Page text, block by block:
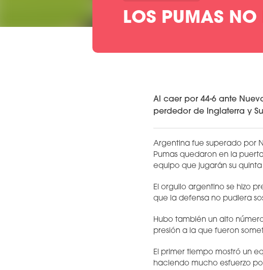
LOS PUMAS
Al caer por 44-6 ante
perdedor de Inglaterra y
Argentina fue superado por
Pumas quedaron en la
equipo que jugarán su
El orgullo argentino se hizo
que la defensa no pudiera
Hubo también un alto
presión a la que fueron
El primer tiempo mostró un
haciendo mucho esfuerzo